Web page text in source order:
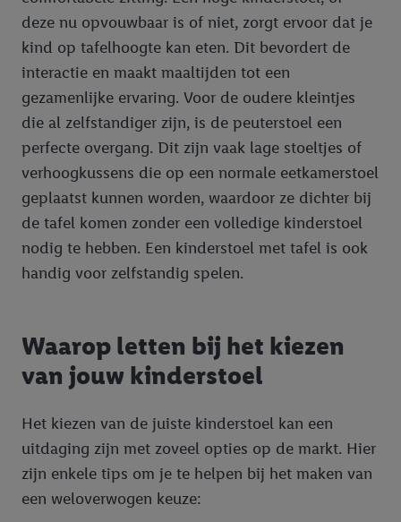
deze nu opvouwbaar is of niet, zorgt ervoor dat je
kind op tafelhoogte kan eten. Dit bevordert de
interactie en maakt maaltijden tot een
gezamenlijke ervaring. Voor de oudere kleintjes
die al zelfstandiger zijn, is de peuterstoel een
perfecte overgang. Dit zijn vaak lage stoeltjes of
verhoogkussens die op een normale eetkamerstoel
geplaatst kunnen worden, waardoor ze dichter bij
de tafel komen zonder een volledige kinderstoel
nodig te hebben. Een kinderstoel met tafel is ook
handig voor zelfstandig spelen.
Waarop letten bij het kiezen
van jouw kinderstoel
Het kiezen van de juiste kinderstoel kan een
uitdaging zijn met zoveel opties op de markt. Hier
zijn enkele tips om je te helpen bij het maken van
een weloverwogen keuze: